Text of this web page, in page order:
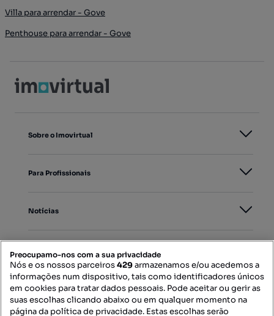
Villa para arrendar - Gove
Penthouse para arrendar - Gove
Sobre o Imovirtual
Para Profissionais
Notícias
Mapa do Site
Preocupamo-nos com a sua privacidade
Nós e os nossos parceiros429armazenamos e/ou acedemos a
informações num dispositivo, tais como identificadores únicos
em cookies para tratar dados pessoais. Pode aceitar ou gerir as
suas escolhas clicando abaixo ou em qualquer momento na
página da política de privacidade. Estas escolhas serão